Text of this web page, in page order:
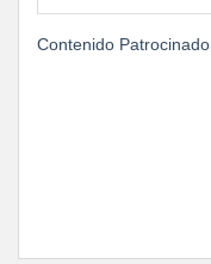
Contenido Patrocinado